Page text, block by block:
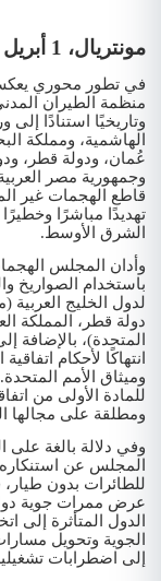
مونتريال، 1 أبريل 2026:
في تطور محوري
وتاريخيًا استنادًا
الهاشمية، ومملكة
عُمان، ودولة قطر،
وجمهورية مصر
قاطع الهجمات غير
تهديدًا مباشرًا
الشرق الأوسط.
باستخدام الصواريخ
لدول الخليج العربية
دولة قطر، المملكة
المتحدة)، بالإضافة
انتهاكًا لأحكام
وميثاق الأمم
للمادة الأولى من
ومطلقة على مجالها
وفي دلالة بالغة
المجلس عن
عرض ممرات جوية
الدول المتأثرة إلى
الجوية وتحويل
إلى اضطرابات